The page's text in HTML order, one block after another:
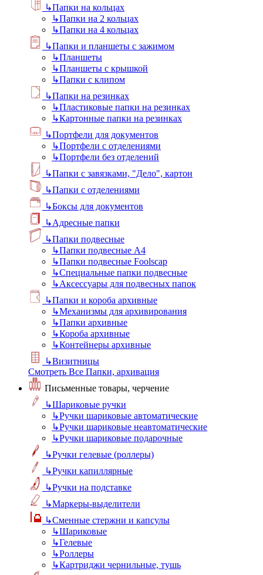
↳Папки на кольцах
↳Папки на 2 кольцах
↳Папки на 4 кольцах
↳Папки и планшеты с зажимом
↳Планшеты
↳Планшеты с крышкой
↳Папки с клипом
↳Папки на резинках
↳Пластиковые папки на резинках
↳Картонные папки на резинках
↳Портфели для документов
↳Портфели с отделениями
↳Портфели без отделений
↳Папки с завязками, "Дело", картон
↳Папки с отделениями
↳Боксы для документов
↳Адресные папки
↳Папки подвесные
↳Папки подвесные А4
↳Папки подвесные Foolscap
↳Специальные папки подвесные
↳Аксессуары для подвесных папок
↳Папки и короба архивные
↳Механизмы для архивирования
↳Папки архивные
↳Короба архивные
↳Контейнеры архивные
↳Визитницы
Смотреть Все Папки, архивация
Письменные товары, черчение
↳Шариковые ручки
↳Ручки шариковые автоматические
↳Ручки шариковые неавтоматические
↳Ручки шариковые подарочные
↳Ручки гелевые (роллеры)
↳Ручки капиллярные
↳Ручки на подставке
↳Маркеры-выделители
↳Сменные стержни и капсулы
↳Шариковые
↳Гелевые
↳Роллеры
↳Картриджи чернильные, тушь